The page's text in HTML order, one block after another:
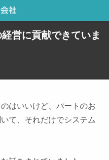
営に貢献できていま
はいいけど、パートのお
て、それだけでシステム